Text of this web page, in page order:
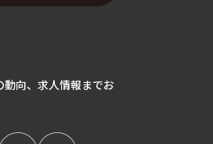
向、 求人情報までお